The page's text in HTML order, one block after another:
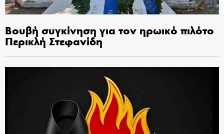
Βουβή συγκίνηση για τον ηρωικό πιλότο
Περικλή Στεφανίδη